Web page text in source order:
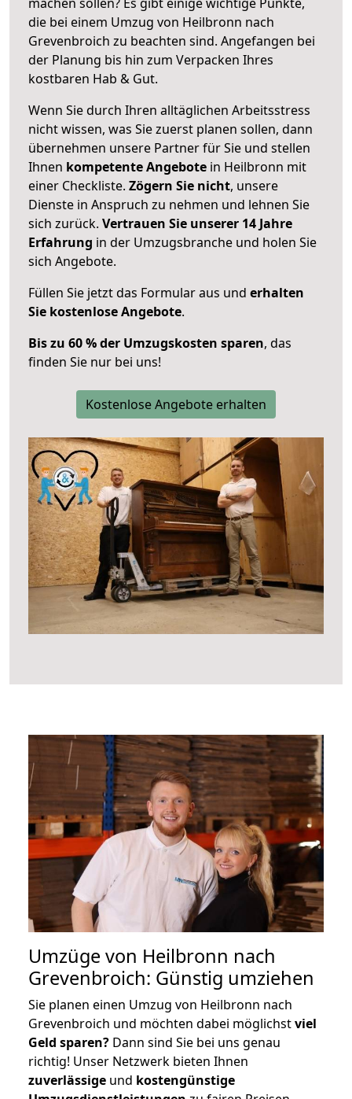
die bei einem Umzug von Heilbronn nach
Grevenbroich zu beachten sind. Angefangen bei
der Planung bis hin zum Verpacken Ihres
kostbaren Hab & Gut.
Wenn Sie durch Ihren alltäglichen Arbeitsstress
nicht wissen, was Sie zuerst planen sollen, dann
übernehmen unsere Partner für Sie und stellen
Ihnen kompetente Angebote in Heilbronn mit
einer Checkliste. Zögern Sie nicht, unsere
Dienste in Anspruch zu nehmen und lehnen Sie
sich zurück. Vertrauen Sie unserer 14 Jahre
Erfahrung in der Umzugsbranche und holen Sie
sich Angebote.
Füllen Sie jetzt das Formular aus und erhalten
Sie kostenlose Angebote.
Bis zu 60 % der Umzugskosten sparen, das
finden Sie nur bei uns!
Kostenlose Angebote erhalten
Umzüge von Heilbronn nach
Grevenbroich: Günstig umziehen
Sie planen einen Umzug von Heilbronn nach
Grevenbroich und möchten dabei möglichstviel
Geld sparen? Dann sind Sie bei uns genau
richtig! Unser Netzwerk bieten Ihnen
zuverlässige und kostengünstige